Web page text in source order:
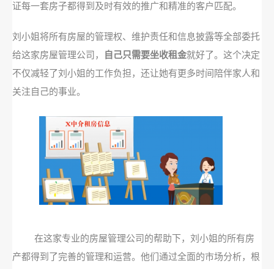
证每一套房子都得到及时有效的推广和精准的客户匹配。
刘小姐将所有房屋的管理权、维护责任和信息披露等全部委托
给这家房屋管理公司，
自己只需要坐收租金就好了。这个决定
不仅减轻了刘小姐的工作负担，还让她有更多时间陪伴家人和
关注自己的事业。
在这家专业的房屋管理公司的帮助下，刘小姐的所有房
产都得到了完善的管理和运营。他们通过全面的市场分析，根